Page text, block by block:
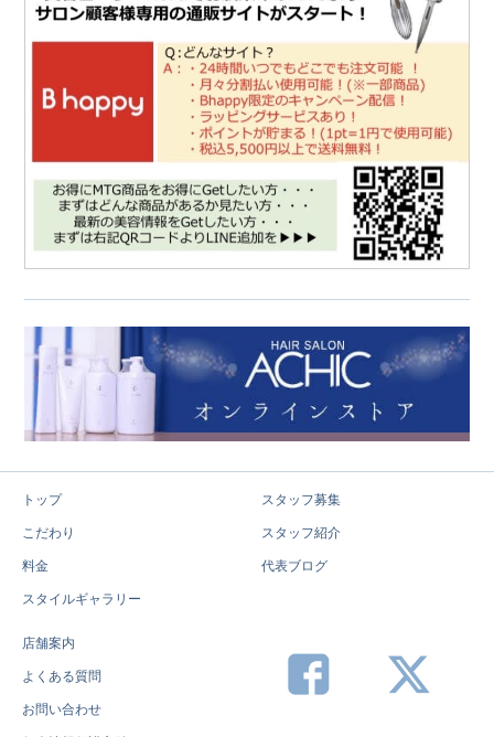
トップ
こだわり
料金
スタイルギャラリー
スタッフ募集
スタッフ紹介
代表ブログ
店舗案内
よくある質問
お問い合わせ